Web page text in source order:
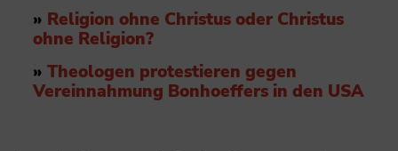
» Religion ohne Christus oder Christus
ohne Religion?
» Theologen protestieren gegen
Vereinnahmung Bonhoeffers in den USA